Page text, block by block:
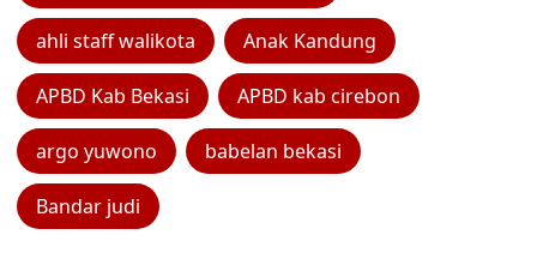
ahli staff walikota Anak Kandung
APBD Kab Bekasi APBD kab cirebon
argo yuwono babelan bekasi
Bandar judi